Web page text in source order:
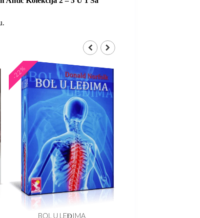
-22%
BOL U LEĐIMA